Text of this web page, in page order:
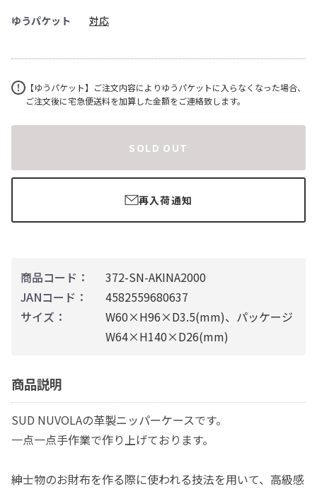
商品コード：
372-SN-AKINA2000
JANコード：
4582559680637
サイズ：
W60×H96×D3.5(mm)、パッケージ
W64×H140×D26(mm)
商品説明
SUD NUVOLAの革製ニッパーケースです。
一点一点手作業で作り上げております。
紳士物のお財布を作る際に使われる技法を用いて、高級感
ゆうパケット 対応
【ゆうパケット】ご注文内容によりゆうパケットに入らなくなった場合、
ご注文後に宅急便送料を加算した金額をご連絡致します。
SOLD OUT
再入荷通知